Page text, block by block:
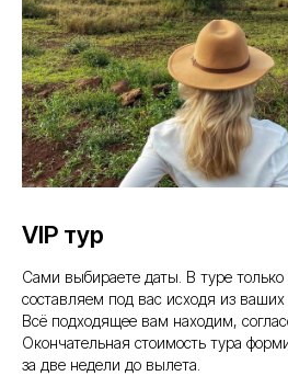
VIP тур
Сами выбираете даты. В туре
составляем под вас исходя из
Всё подходящее вам находим,
Окончательная стоимость тура
за две недели до вылета.